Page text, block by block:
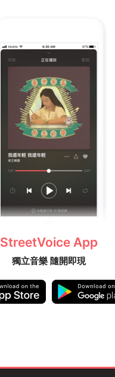
StreetVoice App
獨立音樂 隨開即現